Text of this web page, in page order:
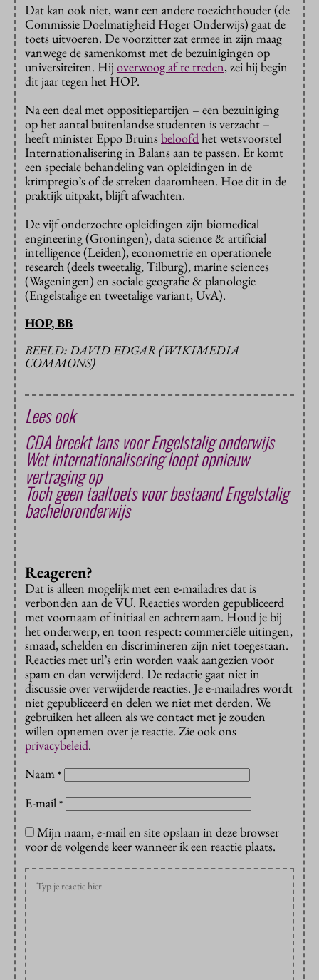
Dat kan ook niet, want een andere toezichthouder (de
Commissie Doelmatigheid Hoger Onderwijs) gaat de
toets uitvoeren. De voorzitter zat ermee in zijn maag
vanwege de samenkomst met de bezuinigingen op
universiteiten. Hij overwoog af te treden, zei hij begin
dit jaar tegen het HOP.
Na een deal met oppositiepartijen – een bezuiniging
op het aantal buitenlandse studenten is verzacht –
heeft minister Eppo Bruinsbeloofdhet wetsvoorstel
Internationalisering in Balans aan te passen. Er komt
een speciale behandeling van opleidingen in de
krimpregio’s of de streken daaromheen. Hoe dit in de
praktijk uitpakt, blijft afwachten.
De vijf onderzochte opleidingen zijn biomedical
engineering (Groningen), data science & artificial
intelligence (Leiden), econometrie en operationele
research (deels tweetalig, Tilburg), marine sciences
(Wageningen) en sociale geografie & planologie
(Engelstalige en tweetalige variant, UvA).
HOP, BB
BEELD: DAVID EDGAR (WIKIMEDIA
COMMONS)
Lees ook
CDA breekt lans voor Engelstalig onderwijs
Wet internationalisering loopt opnieuw
vertraging op
Toch geen taaltoets voor bestaand Engelstalig
bacheloronderwijs
Reageren?
Dat is alleen mogelijk met een e-mailadres dat is
verbonden aan de VU. Reacties worden gepubliceerd
met voornaam of initiaal en achternaam. Houd je bij
het onderwerp, en toon respect: commerciële uitingen,
smaad, schelden en discrimineren zijn niet toegestaan.
Reacties met url’s erin worden vaak aangezien voor
spam en dan verwijderd. De redactie gaat niet in
discussie over verwijderde reacties. Je e-mailadres wordt
niet gepubliceerd en delen we niet met derden. We
gebruiken het alleen als we contact met je zouden
willen opnemen over je reactie. Zie ook ons
privacybeleid.
Naam *
E-mail *
Mijn naam, e-mail en site opslaan in deze browser
voor de volgende keer wanneer ik een reactie plaats.